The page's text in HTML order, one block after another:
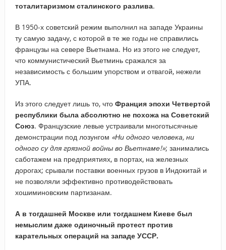
тоталитаризмом сталинского разлива.
В 1950-х советский режим выполнил на западе Украины
ту самую задачу, с которой в те же годы не справились
французы на севере Вьетнама. Но из этого не следует,
что коммунистический Вьетминь сражался за
независимость с большим упорством и отвагой, нежели
УПА.
Из этого следует лишь то, что Франция эпохи Четвертой
республики была абсолютно не похожа на Советский
Союз. Французские левые устраивали многотысячные
демонстрации под лозунгом «Ни одного человека, ни
одного су для грязной войны во Вьетнаме!»; занимались
саботажем на предприятиях, в портах, на железных
дорогах; срывали поставки военных грузов в Индокитай и
не позволяли эффективно противодействовать
хошиминовским партизанам.
А в тогдашней Москве или тогдашнем Киеве был
немыслим даже одиночный протест против
карательных операций на западе УССР.